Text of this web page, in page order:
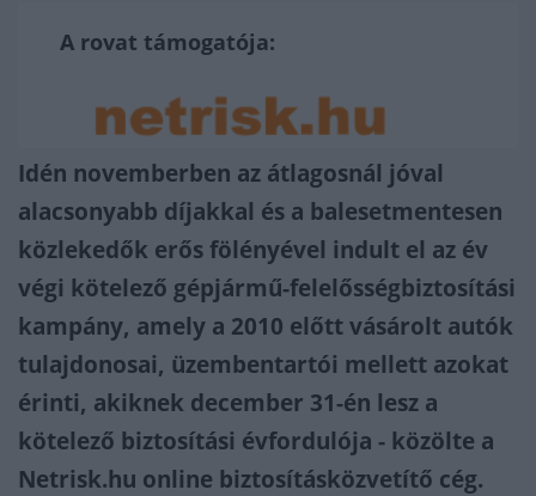
A rovat támogatója:
Idén novemberben az átlagosnál jóval
alacsonyabb díjakkal és a balesetmentesen
közlekedők erős fölényével indult el az év
végi kötelező gépjármű-felelősségbiztosítási
kampány, amely a 2010 előtt vásárolt autók
tulajdonosai, üzembentartói mellett azokat
érinti, akiknek december 31-én lesz a
kötelező biztosítási évfordulója - közölte a
Netrisk.hu online biztosításközvetítő cég.